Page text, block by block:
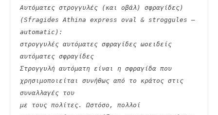
Αυτόματες στρογγυλές (και οβάλ) σφραγίδες)
(Sfragides Athina express oval & stroggules –
automatic):
στρογγυλές αυτόματες σφραγίδες ωοειδείς
αυτόματες σφραγίδες
Στρογγυλή αυτόματη είναι η σφραγίδα που
χρησιμοποιείται συνήθως από το κράτος στις
συναλλαγές του
με τους πολίτες. Ωστόσο, πολλοί